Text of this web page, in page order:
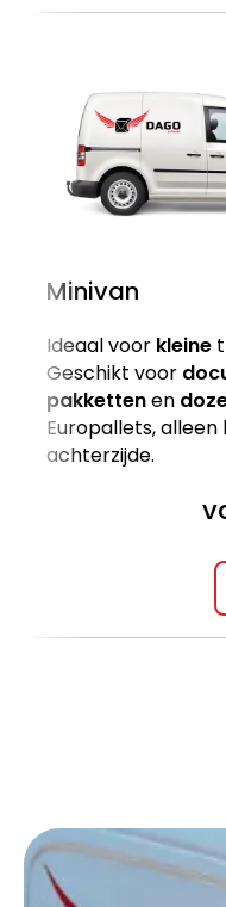
Minivan
Ideaal voor kleine
Geschikt voor
pakkettenen
Europallets, alleen
achterzijde.